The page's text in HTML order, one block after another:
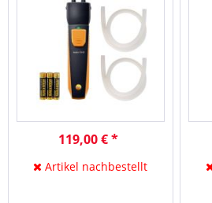
119,00 € *
Artikel nachbestellt